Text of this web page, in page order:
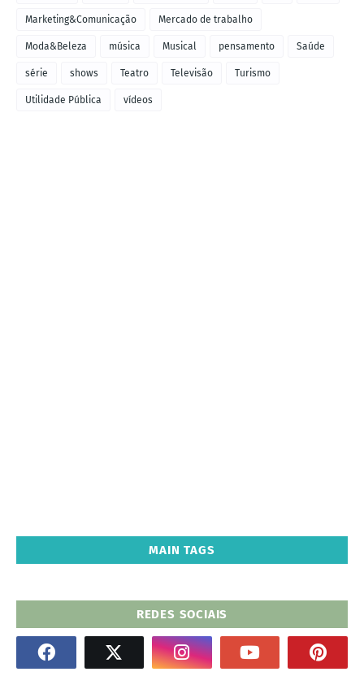
Marketing&Comunicação Mercado de trabalho
Moda&Beleza música Musical pensamento Saúde
série shows Teatro Televisão Turismo
Utilidade Pública vídeos
MAIN TAGS
REDES SOCIAIS